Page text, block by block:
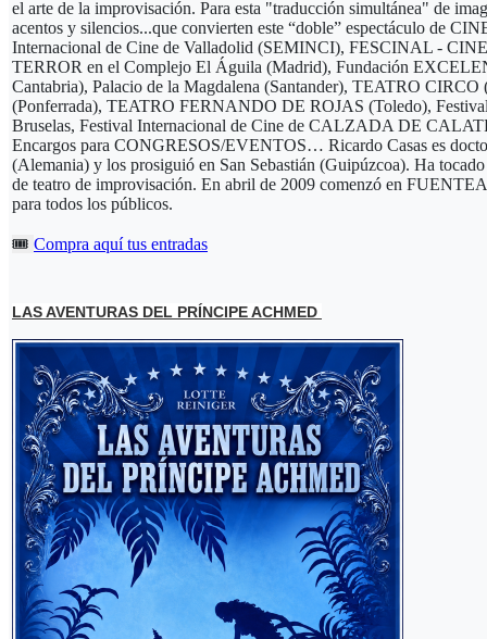
el arte de la improvisación. Para esta "traducción simultánea" de
acentos y silencios...que convierten este “doble” espectáculo de
Internacional de Cine de Valladolid (SEMINCI), FESCINAL -
TERROR en el Complejo El Águila (Madrid), Fundación
Cantabria), Palacio de la Magdalena (Santander), TEATRO
(Ponferrada), TEATRO FERNANDO DE ROJAS (Toledo),
Bruselas, Festival Internacional de Cine de CALZADA DE
Encargos para CONGRESOS/EVENTOS… Ricardo Casas es
(Alemania) y los prosiguió en San Sebastián (Guipúzcoa). Ha
de teatro de improvisación. En abril de 2009 comenzó en
para todos los públicos.
🎟️ Compra aquí tus entradas
LAS AVENTURAS DEL PRÍNCIPE ACHMED